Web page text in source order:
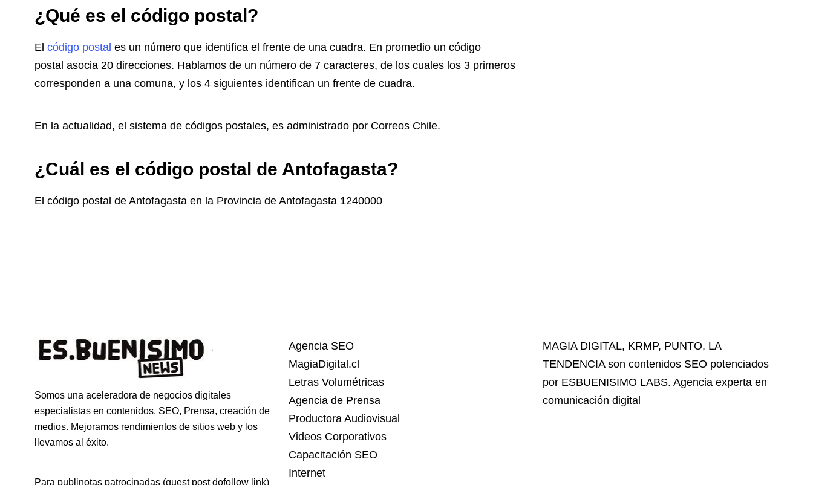
¿Qué es el código postal?
El código postal es un número que identifica el frente de una cuadra. En promedio un código
postal asocia 20 direcciones. Hablamos de un número de 7 caracteres, de los cuales los 3 primeros
corresponden a una comuna, y los 4 siguientes identifican un frente de cuadra.
En la actualidad, el sistema de códigos postales, es administrado por Correos Chile.
¿Cuál es el código postal de Antofagasta?
El código postal de Antofagasta en la Provincia de Antofagasta 1240000
Somos una aceleradora de negocios digitales
especialistas en contenidos, SEO, Prensa, creación de
medios. Mejoramos rendimientos de sitios web y los
llevamos al éxito.
Para publinotas patrocinadas (guest post dofollow link)
Agencia SEO
MagiaDigital.cl
Letras Volumétricas
Agencia de Prensa
Productora Audiovisual
Videos Corporativos
Capacitación SEO
Internet
MAGIA DIGITAL, KRMP, PUNTO, LA
TENDENCIAson contenidos SEO potenciados
por ESBUENISIMO LABS. Agencia experta en
comunicación digital